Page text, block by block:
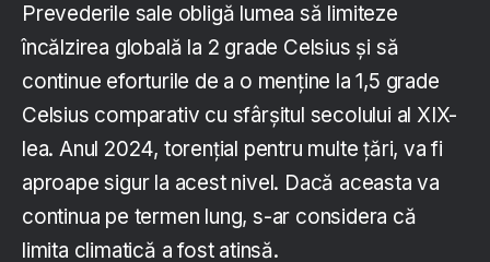
Prevederile sale obligă lumea să limiteze
încălzirea globală la 2 grade Celsius şi să
continue eforturile de a o menţine la 1,5 grade
Celsius comparativ cu sfârşitul secolului al XIX-
lea. Anul 2024, torenţial pentru multe ţări, va fi
aproape sigur la acest nivel. Dacă aceasta va
continua pe termen lung, s-ar considera că
limita climatică a fost atinsă.